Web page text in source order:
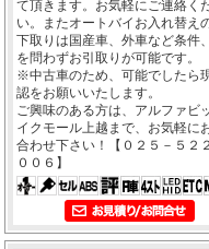
て頂きます。お気軽にご連絡く
い。またオートバイお入れ替え
下取りは国産車、外車など条件
を問わずお引取りが可能です。
※中古車のため、可能でしたら
認をお願いいたします。
ご興味のある方は、アルファビ
イクモール上越まで、お気軽に
合わせ下さい！【０２５－５２
００６】